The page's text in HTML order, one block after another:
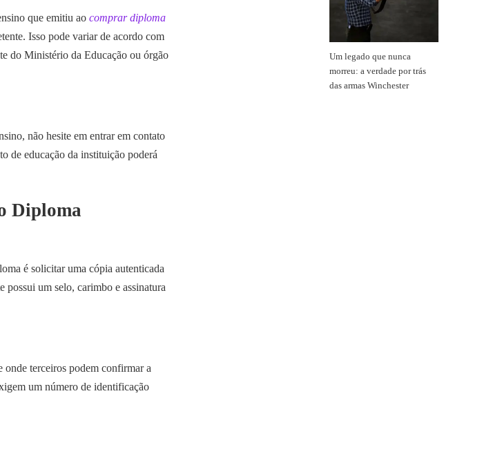
que emitiu ao comprar diploma
Isso pode variar de acordo com
do Ministério da Educação ou órgão
não hesite em entrar em contato
de educação da instituição poderá
Diploma
é solicitar uma cópia autenticada
possui um selo, carimbo e assinatura
terceiros podem confirmar a
um número de identificação
Um legado que nunca
morreu: a verdade por trás
das armas Winchester